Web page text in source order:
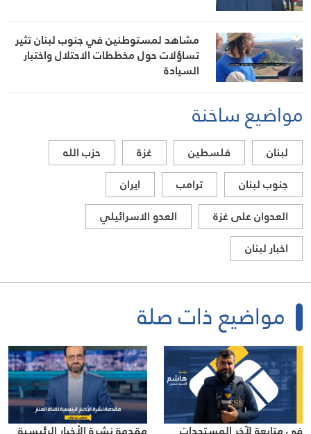
مشاهد لمستوطنين في جنوب لبنان تثير
تساؤلات حول مخططات الاحتلال واختبار
السيادة
مواضيع ساخنة
لبنان فلسطين غزة
حزب الله
جنوب لبنان
ترامب
ايران
العدوان على غزة
العدو الاسرائيلي
اخبار لبنان
مواضيع ذات صلة